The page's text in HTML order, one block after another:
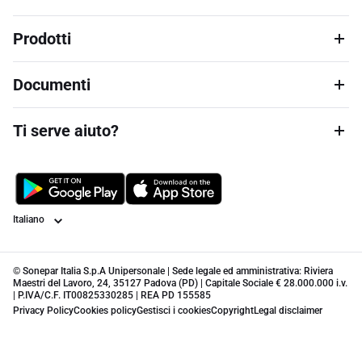
Prodotti
Documenti
Ti serve aiuto?
Lingua
© Sonepar Italia S.p.A Unipersonale | Sede legale ed amministrativa: Riviera
Maestri del Lavoro, 24, 35127 Padova (PD) | Capitale Sociale € 28.000.000 i.v.
| P.IVA/C.F. IT00825330285 | REA PD 155585
Privacy PolicyCookies policyGestisci i cookiesCopyrightLegal disclaimer